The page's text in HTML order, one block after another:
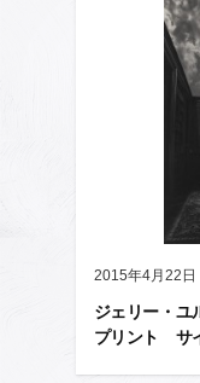
2015年4月22日
ジェリー・ユ
プリント サ